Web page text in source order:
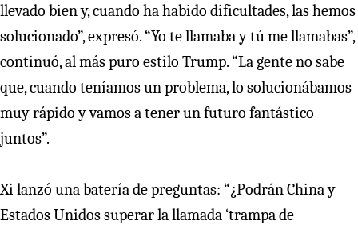
llevado bien y, cuando ha habido dificultades, las hemos
solucionado”, expresó. “Yo te llamaba y tú me llamabas”,
continuó, al más puro estilo Trump. “La gente no sabe
que, cuando teníamos un problema, lo solucionábamos
muy rápido y vamos a tener un futuro fantástico
juntos”.
Xi lanzó una batería de preguntas: “¿Podrán China y
Estados Unidos superar la llamada ‘trampa de